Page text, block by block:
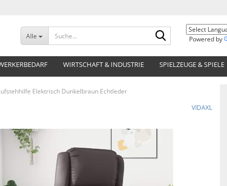
Alle
Suche...
Powered by
WIRTSCHAFT & INDUSTRIE SPIELZEUGE & SPIELE
Elektrisch Dunkelbraun Echtleder
VIDAXL